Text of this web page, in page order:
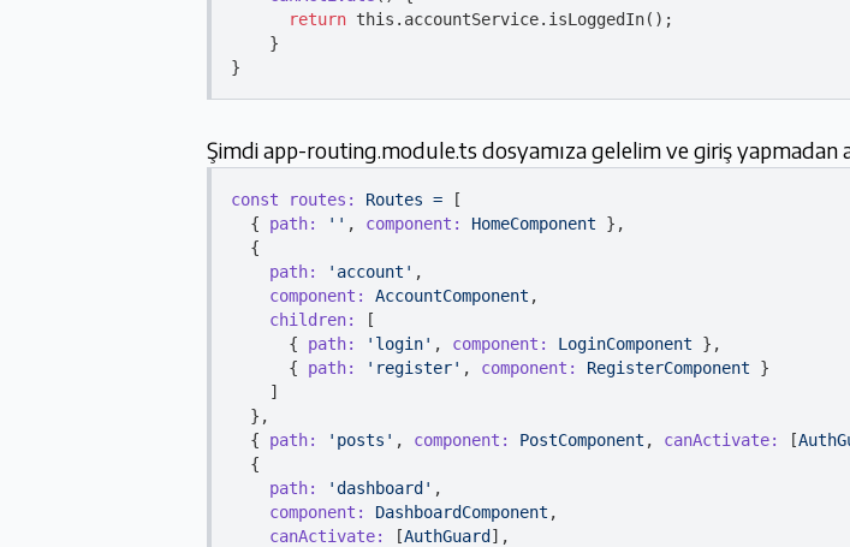
return this .accountService.isLoggedIn();
Şimdi app-routing.module.ts dosyamıza gelelim ve giriş yapmadan
const routes: Routes = [
  {
path: '' , component: HomeComponent },
  {
path:
'account' ,
component:
AccountComponent ,
children:
[
      {
path: 'login' , component: LoginComponent },
      {
path: 'register' , component: RegisterComponent }
    ]
  },
  {
path: 'posts' , component: PostComponent , canActivate: [
  {
path:
'dashboard' ,
component:
DashboardComponent ,
canActivate:
[AuthGuard],